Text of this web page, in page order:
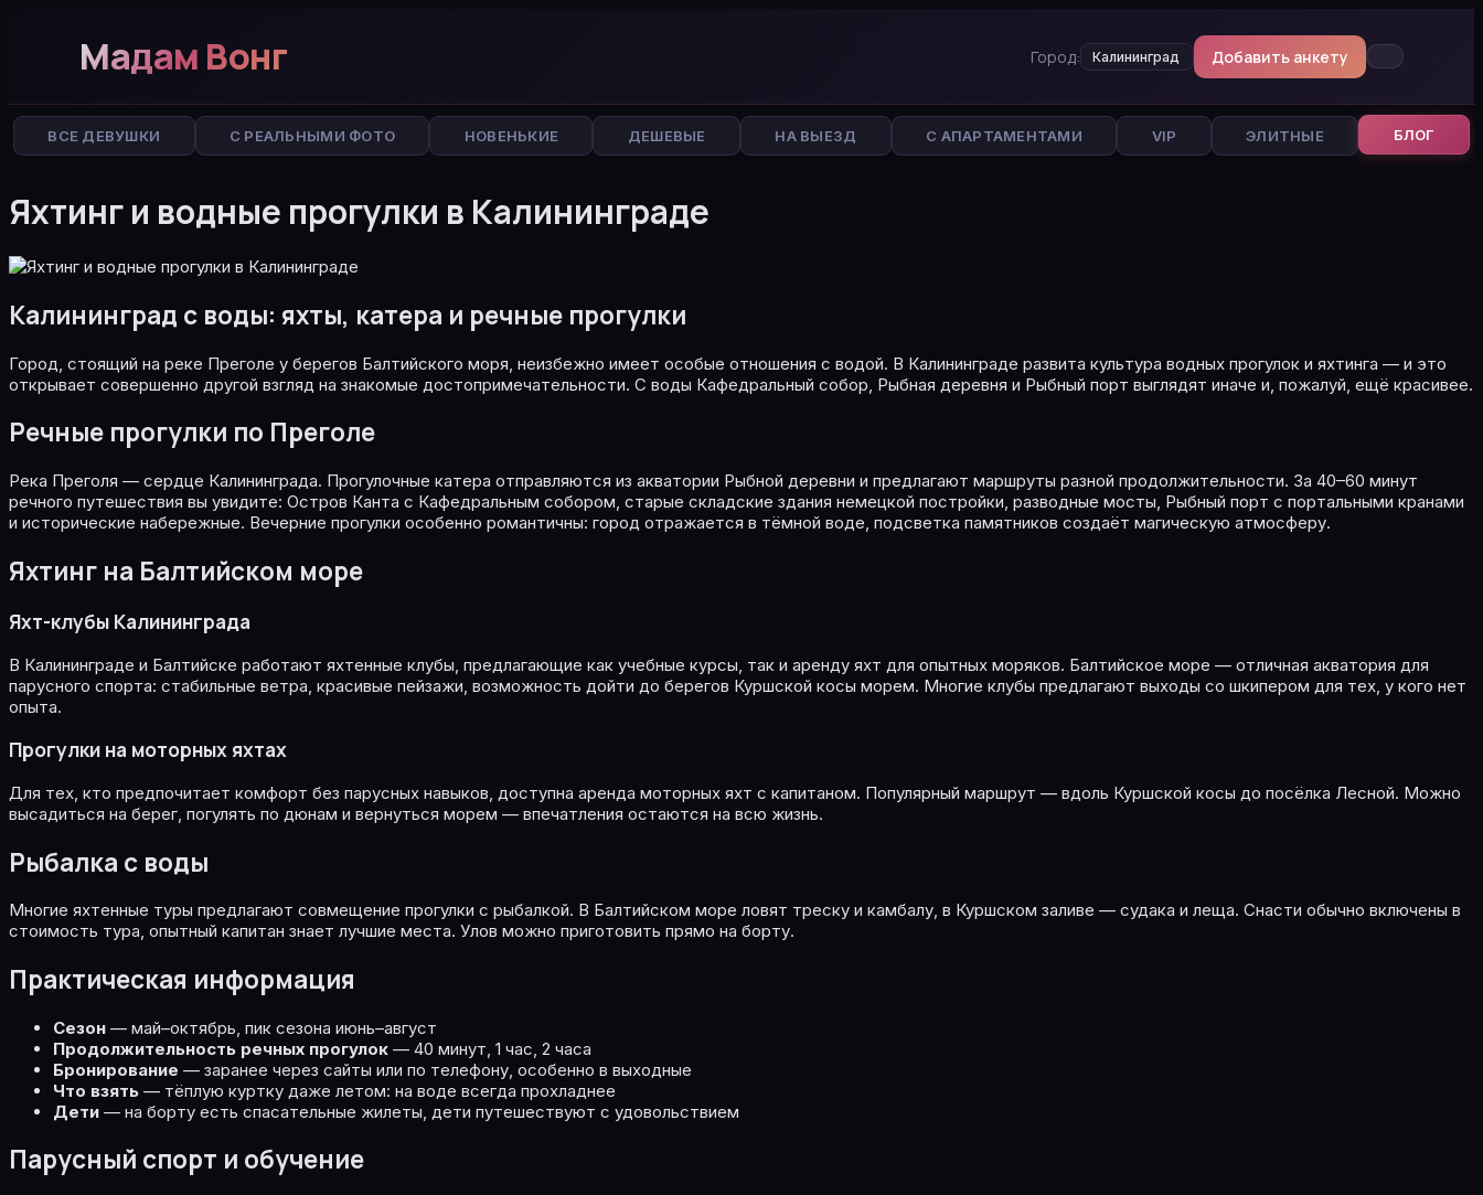
Мадам Вонг Город: Калининград Добавить анкету
ВСЕ ДЕВУШКИ С РЕАЛЬНЫМИ ФОТО НОВЕНЬКИЕ ДЕШЕВЫЕ НА ВЫЕЗД С АПАРТАМЕНТАМИ VIP ЭЛИТНЫЕ БЛОГ
Яхтинг и водные прогулки в Калининграде
Калининград с воды: яхты, катера и речные прогулки
Город, стоящий на реке Преголе у берегов Балтийского моря, неизбежно имеет особые отношения с водой. В Калининграде развита культура водных прогулок и яхтинга — и это
открывает совершенно другой взгляд на знакомые достопримечательности. С воды Кафедральный собор, Рыбная деревня и Рыбный порт выглядят иначе и, пожалуй, ещё красивее.
Речные прогулки по Преголе
Река Преголя — сердце Калининграда. Прогулочные катера отправляются из акватории Рыбной деревни и предлагают маршруты разной продолжительности. За 40–60 минут
речного путешествия вы увидите: Остров Канта с Кафедральным собором, старые складские здания немецкой постройки, разводные мосты, Рыбный порт с портальными кранами
и исторические набережные. Вечерние прогулки особенно романтичны: город отражается в тёмной воде, подсветка памятников создаёт магическую атмосферу.
Яхтинг на Балтийском море
Яхт-клубы Калининграда
В Калининграде и Балтийске работают яхтенные клубы, предлагающие как учебные курсы, так и аренду яхт для опытных моряков. Балтийское море — отличная акватория для
парусного спорта: стабильные ветра, красивые пейзажи, возможность дойти до берегов Куршской косы морем. Многие клубы предлагают выходы со шкипером для тех, у кого нет
опыта.
Прогулки на моторных яхтах
Для тех, кто предпочитает комфорт без парусных навыков, доступна аренда моторных яхт с капитаном. Популярный маршрут — вдоль Куршской косы до посёлка Лесной. Можно
высадиться на берег, погулять по дюнам и вернуться морем — впечатления остаются на всю жизнь.
Рыбалка с воды
Многие яхтенные туры предлагают совмещение прогулки с рыбалкой. В Балтийском море ловят треску и камбалу, в Куршском заливе — судака и леща. Снасти обычно включены в
стоимость тура, опытный капитан знает лучшие места. Улов можно приготовить прямо на борту.
Практическая информация
Сезон — май–октябрь, пик сезона июнь–август
Продолжительность речных прогулок — 40 минут, 1 час, 2 часа
Бронирование — заранее через сайты или по телефону, особенно в выходные
Что взять — тёплую куртку даже летом: на воде всегда прохладнее
Дети — на борту есть спасательные жилеты, дети путешествуют с удовольствием
Парусный спорт и обучение